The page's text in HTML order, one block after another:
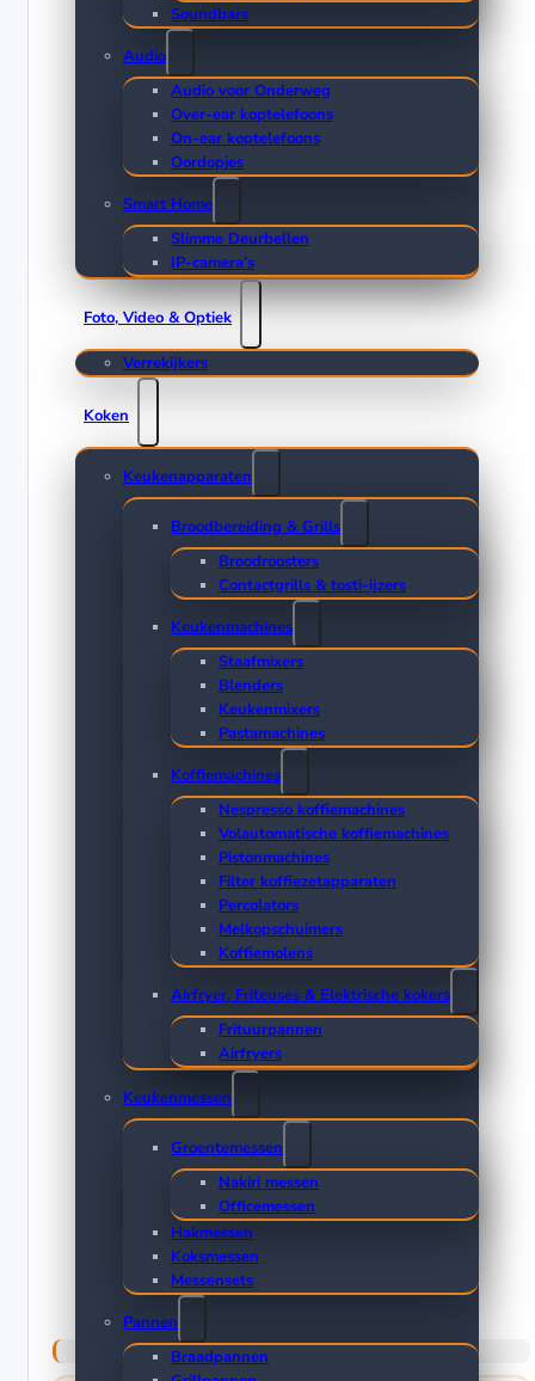
Soundbars
Audio
Audio voor Onderweg
Over-ear koptelefoons
On-ear koptelefoons
Oordopjes
Smart Home
Slimme Deurbellen
IP-camera’s
Foto, Video & Optiek
Verrekijkers
Koken
Keukenapparaten
Broodbereiding & Grills
Broodroosters
Contactgrills & tosti-ijzers
Keukenmachines
Staafmixers
Blenders
Keukenmixers
Pastamachines
Koffiemachines
Nespresso koffiemachines
Volautomatische koffiemachines
Pistonmachines
Filter koffiezetapparaten
Percolators
Melkopschuimers
Koffiemolens
Airfryer, Friteuses & Elektrische kokers
Frituurpannen
Airfryers
Keukenmessen
Groentemessen
Nakiri messen
Officemessen
Hakmessen
Koksmessen
Messensets
Pannen
Braadpannen